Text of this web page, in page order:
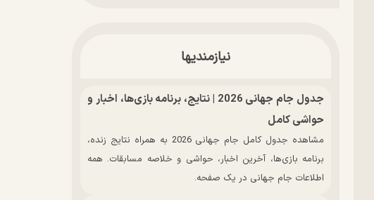
نیازمندیها
جدول جام جهانی 2026 | نتایج، برنامه بازی‌ها، اخبار و
حواشی کامل
مشاهده جدول کامل جام جهانی 2026 به همراه نتایج زنده،
برنامه بازی‌ها، آخرین اخبار، حواشی و خلاصه مسابقات. همه
اطلاعات جام جهانی در یک صفحه.